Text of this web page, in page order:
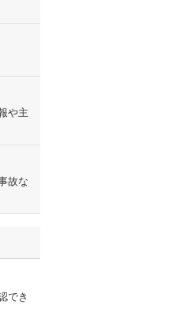
や主
故な
でき